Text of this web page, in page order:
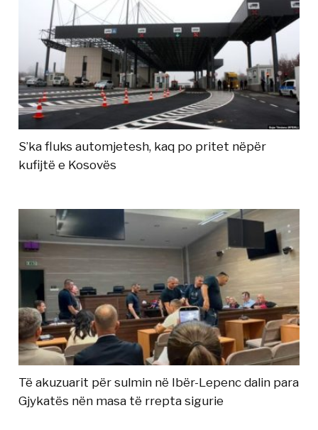
S’ka fluks automjetesh, kaq po pritet nëpër
kufijtë e Kosovës
Të akuzuarit për sulmin në Ibër-Lepenc dalin para
Gjykatës nën masa të rrepta sigurie